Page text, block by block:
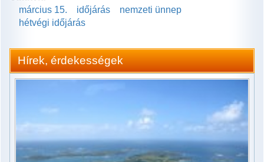
március 15.
időjárás
nemzeti ünnep
hétvégi időjárás
Hírek, érdekességek